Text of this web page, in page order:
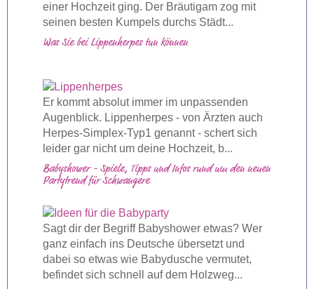
einer Hochzeit ging. Der Bräutigam zog mit
seinen besten Kumpels durchs Städt...
Was Sie bei Lippenherpes tun können
Er kommt absolut immer im unpassenden
Augenblick. Lippenherpes - von Ärzten auch
Herpes-Simplex-Typ1 genannt - schert sich
leider gar nicht um deine Hochzeit, b...
Babyshower - Spiele, Tipps und Infos rund um den neuen
Partytrend für Schwangere
Sagt dir der Begriff Babyshower etwas? Wer
ganz einfach ins Deutsche übersetzt und
dabei so etwas wie Babydusche vermutet,
befindet sich schnell auf dem Holzweg...